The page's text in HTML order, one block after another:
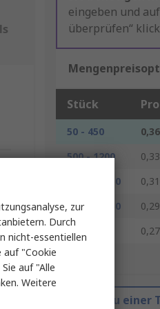
eingeben und
überprüfen“
Stück
50 - 450
500 - 1200
1250 - 2450
2500 - 4950
5000 +
*Richtpreis
Zu
zur
Durch
nicht-essentiellen
auf "Cookie
auf "Alle
Weitere